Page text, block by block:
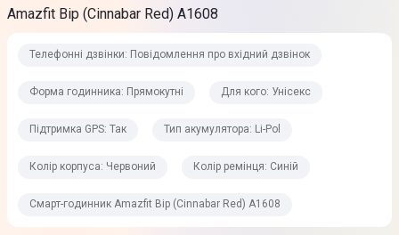
Кераміка
Захист від вологи та пилу
IP68
Колір корпуса
Amazfit Bip (Cinnabar Red) A1608
Телефонні дзвінки: Повідомлення про вхідний дзвінок
Форма годинника: Прямокутні Для кого: Унісекс
Підтримка GPS: Так Тип акумулятора: Li-Pol
Колір корпуса: Червоний Колір ремінця: Синій
Смарт-годинник Amazfit Bip (Cinnabar Red) A1608